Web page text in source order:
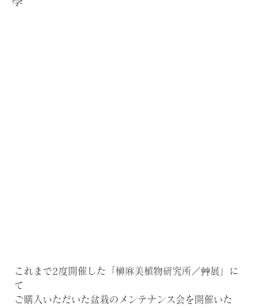
これまで2度開催した「榊麻美植物研究所／艸展」に
て
ご購入いただいた盆栽のメンテナンス会を開催いた